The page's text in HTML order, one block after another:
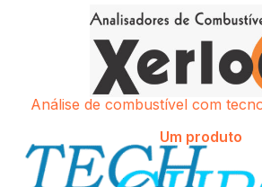
Análise de combustível com
Um produto